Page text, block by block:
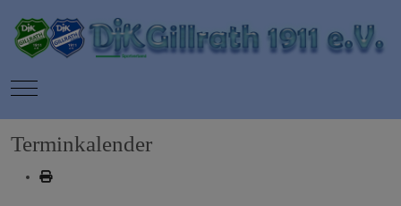
Mobile Menu Toggle
Terminkalender